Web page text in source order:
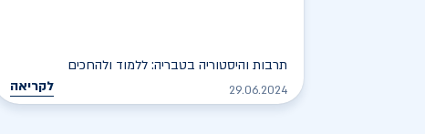
תרבות והיסטוריה בטבריה: ללמוד ולהחכים
29.06.2024 לקריאה